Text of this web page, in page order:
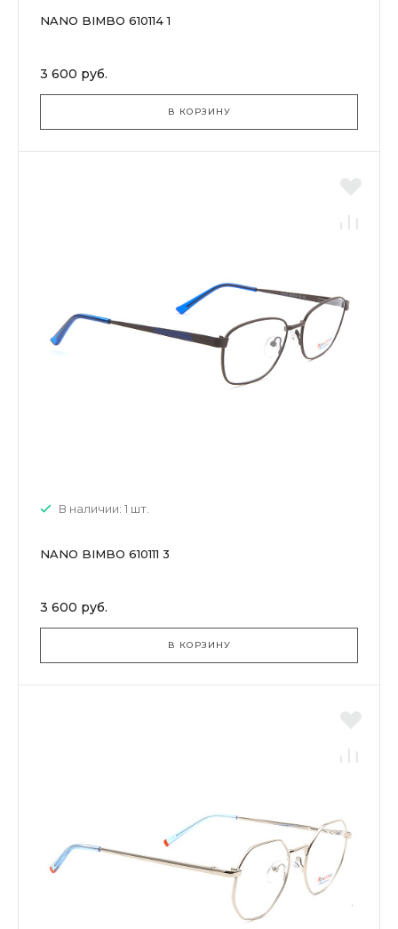
NANO BIMBO 610114 1
3 600 руб.
В КОРЗИНУ
В наличии: 1 шт.
NANO BIMBO 610111 3
3 600 руб.
В КОРЗИНУ